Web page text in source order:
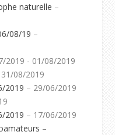
naturelle –
08/19 –
2019 - 01/08/2019
08/2019
2019 – 29/06/2019
2019 – 17/06/2019
–